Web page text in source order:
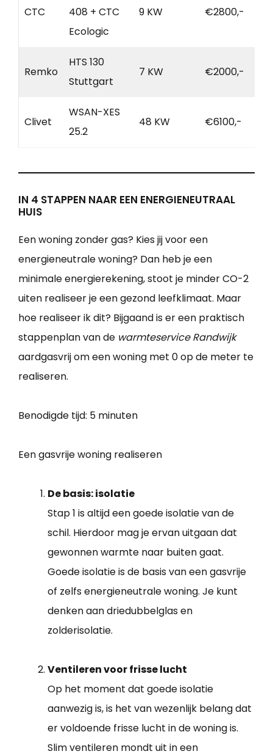
CTC
408 + CTC
Ecologic
9 KW €2800,-
Remko
HTS 130
Stuttgart
7 KW €2000,-
Clivet
WSAN-XES
25.2
48 KW €6100,-
IN 4 STAPPEN NAAR EEN ENERGIENEUTRAAL
HUIS
Een woning zonder gas? Kies jij voor een
energieneutrale woning? Dan heb je een
minimale energierekening, stoot je minder CO-2
uiten realiseer je een gezond leefklimaat. Maar
hoe realiseer ik dit? Bijgaand is er een praktisch
stappenplan van de warmteservice Randwijk
aardgasvrij om een woning met 0 op de meter te
realiseren.
Benodigde tijd: 5 minuten
Een gasvrije woning realiseren
De basis: isolatie
Stap 1 is altijd een goede isolatie van de
schil. Hierdoor mag je ervan uitgaan dat
gewonnen warmte naar buiten gaat.
Goede isolatie is de basis van een gasvrije
of zelfs energieneutrale woning. Je kunt
denken aan driedubbelglas en
zolderisolatie.
Ventileren voor frisse lucht
Op het moment dat goede isolatie
aanwezig is, is het van wezenlijk belang dat
er voldoende frisse lucht in de woning is.
Slim ventileren mondt uit in een